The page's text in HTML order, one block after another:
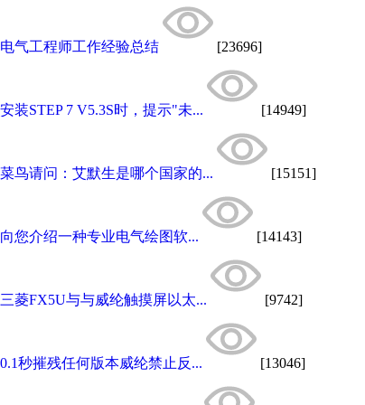
电气工程师工作经验总结 [23696]
安装STEP 7 V5.3S时，提示"未... [14949]
菜鸟请问：艾默生是哪个国家的... [15151]
向您介绍一种专业电气绘图软... [14143]
三菱FX5U与与威纶触摸屏以太... [9742]
0.1秒摧残任何版本威纶禁止反... [13046]